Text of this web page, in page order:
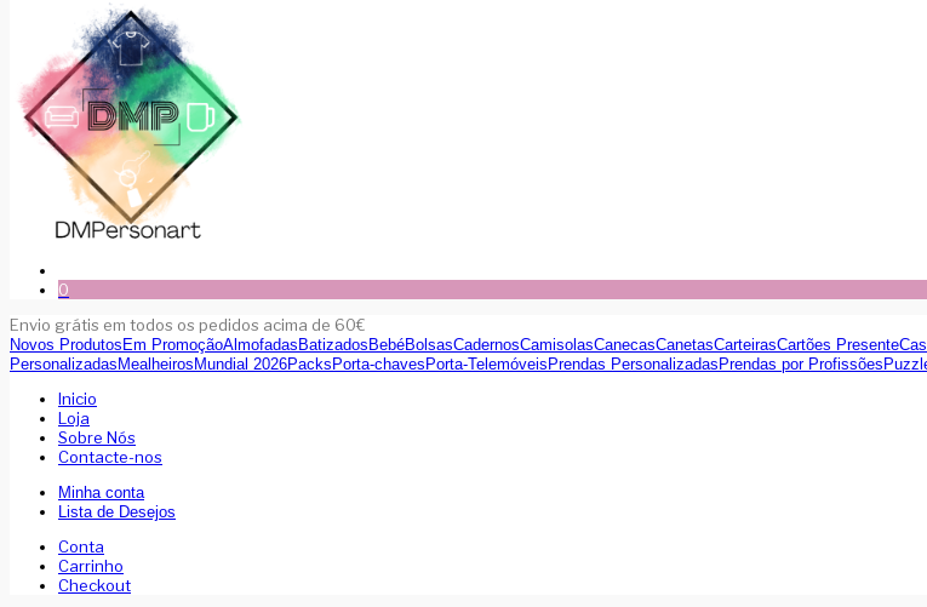
0
Envio grátis em todos os pedidos acima de 60€
Novos Produtos Em PromoçãoAlmofadas Batizados BebéBolsasCadernosCamisolasCanecasCanetasCarteirasCartões Presente
Personalizadas Mealheiros Mundial 2026Packs Porta-chaves Porta-Telemóveis Prendas Personalizadas Prendas por Profissões
Inicio
Loja
Sobre Nós
Contacte-nos
Minha conta
Lista de Desejos
Conta
Carrinho
Checkout